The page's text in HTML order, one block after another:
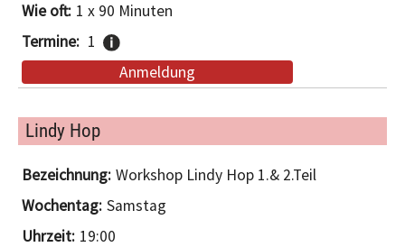
1 x 90 Minuten
1
Anmeldung
Lindy Hop
Workshop Lindy Hop 1.& 2.Teil
Samstag
19:00